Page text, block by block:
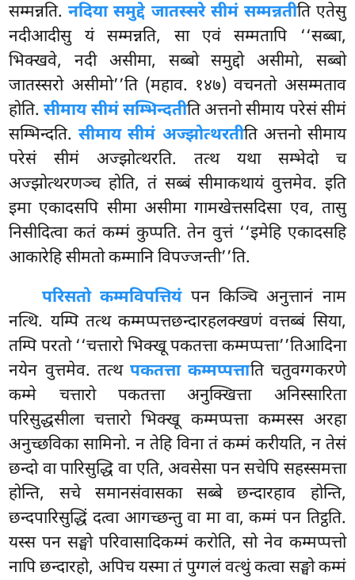
सम्मन्नति.नदिया समुद्दे जातस्सरे सीमं सम्मन्नतीति एतेसु
नदीआदीसु यं सम्मन्नति, सा एवं सम्मतापि ‘‘सब्बा,
भिक्खवे, नदी असीमा, सब्बो समुद्दो असीमो, सब्बो
जातस्सरो असीमो’’ति (महाव. १४७) वचनतो असम्मताव
होति.सीमाय सीमं सम्भिन्दतीति अत्तनो सीमाय परेसं सीमं
सम्भिन्दति.सीमाय सीमं अज्झोत्थरतीति अत्तनो सीमाय
परेसं सीमं अज्झोत्थरति. तत्थ यथा सम्भेदो च
अज्झोत्थरणञ्च होति, तं सब्बं सीमाकथायं वुत्तमेव. इति
इमा एकादसपि सीमा असीमा गामखेत्तसदिसा एव, तासु
निसीदित्वा कतं कम्मं कुप्पति. तेन वुत्तं ‘‘इमेहि एकादसहि
आकारेहि सीमतो कम्मानि विपज्जन्ती’’ति.
परिसतो कम्मविपत्तियंपन किञ्चि अनुत्तानं नाम
नत्थि. यम्पि तत्थ कम्मप्पत्तछन्दारहलक्खणं वत्तब्बं सिया,
तम्पि परतो ‘‘चत्तारो भिक्खू पकतत्ता कम्मप्पत्ता’’तिआदिना
नयेन वुत्तमेव. तत्थपकतत्ता कम्मप्पत्ताति चतुवग्गकरणे
कम्मे चत्तारो पकतत्ता अनुक्खित्ता अनिस्सारिता
परिसुद्धसीला चत्तारो भिक्खू कम्मप्पत्ता कम्मस्स अरहा
अनुच्छविका सामिनो. न तेहि विना तं कम्मं करीयति, न तेसं
छन्दो वा पारिसुद्धि वा एति, अवसेसा पन सचेपि सहस्समत्ता
होन्ति, सचे समानसंवासका सब्बे छन्दारहाव होन्ति,
छन्दपारिसुद्धिं दत्वा आगच्छन्तु वा मा वा, कम्मं पन तिट्ठति.
यस्स पन सङ्घो परिवासादिकम्मं करोति, सो नेव कम्मप्पत्तो
नापि छन्दारहो, अपिच यस्मातं पुग्गलं वत्थुं कत्वा सङ्घो कम्मं